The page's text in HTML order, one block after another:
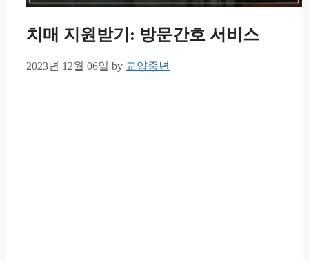
치매 지원받기: 방문간호 서비스
2023년 12월 06일 by 교양중년